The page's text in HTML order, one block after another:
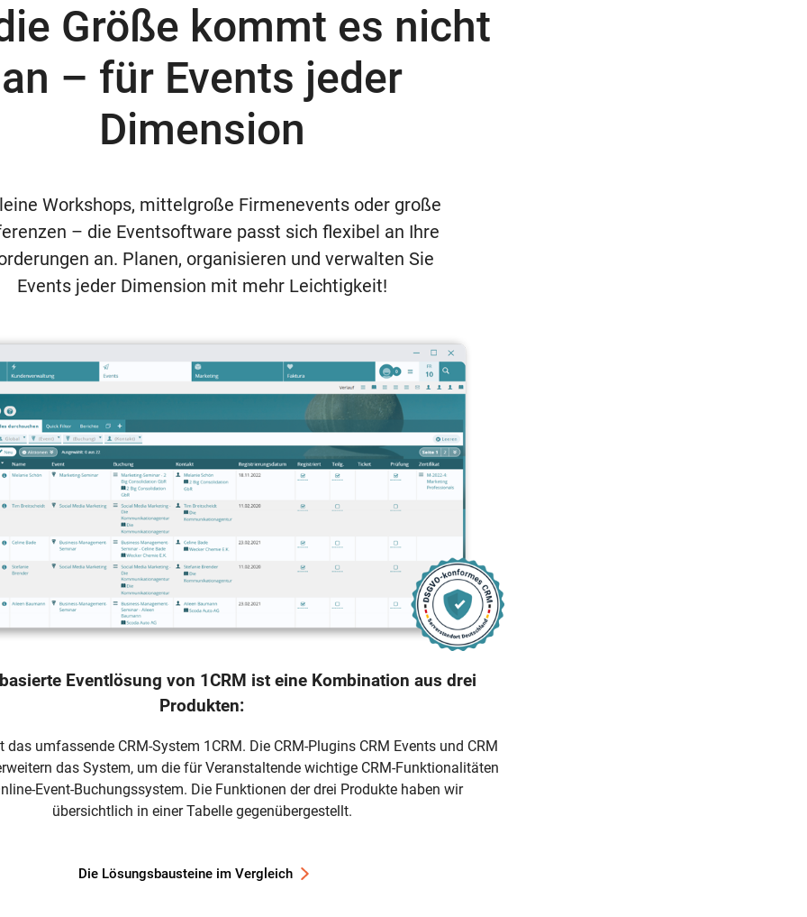
Größe kommt es nicht
an – für Events jeder
Dimension
Workshops, mittelgroße Firmenevents oder große
– die Eventsoftware passt sich flexibel an Ihre
an. Planen, organisieren und verwalten Sie
Events jeder Dimension mit mehr Leichtigkeit!
Eventlösung von 1CRM ist eine Kombination aus drei
Produkten:
das umfassende CRM-System 1CRM. Die CRM-Plugins CRM Events und CRM
das System, um die für Veranstaltende wichtige CRM-Funktionalitäten
Event-Buchungssystem. Die Funktionen der drei Produkte haben wir
übersichtlich in einer Tabelle gegenübergestellt.
Die Lösungsbausteine im Vergleich